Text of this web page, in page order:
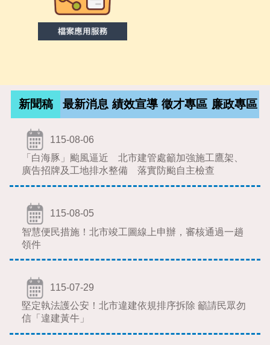
新聞稿 最新消息 績效宣導 徵才專區 廉政專區
115-08-06
「白海豚」颱風逼近 北市建管處籲加強施工鷹架、
廣告招牌及工地排水整備 落實防颱自主檢查
115-08-05
智慧便民措施！北市竣工圖線上申辦，審核通過一趟
領件
115-07-29
堅定執法護公安！北市違建依規排序拆除 籲請民眾勿
信「違建黃牛」